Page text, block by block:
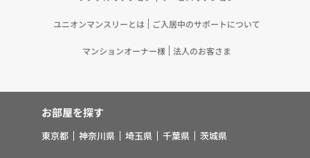
取り扱う個人情報を、あらかじめお客様およびオー
ナー様の同意を得ないで、第三者に提供いたしませ
生の向上または児童の健全な育成の推進のために特
に必要がある場合であって、お客様の同意を得るこ
ユニオンマンスリーとは ご入居中のサポートについて
マンションオーナー様 法人のお客さま
お部屋を探す
東京都 神奈川県 埼玉県 千葉県 茨城県